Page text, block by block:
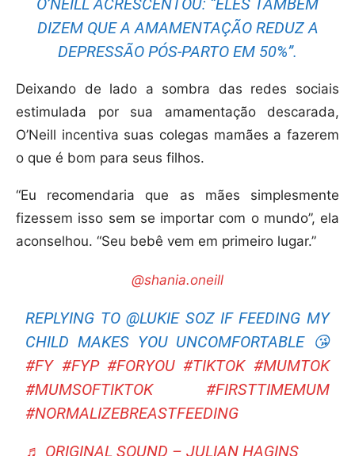
O’NEILL ACRESCENTOU: “ELES TAMBÉM
DIZEM QUE A AMAMENTAÇÃO REDUZ A
DEPRESSÃO PÓS-PARTO EM 50%”.
Deixando de lado a sombra das redes sociais
estimulada por sua amamentação descarada,
O’Neill incentiva suas colegas mamães a fazerem
o que é bom para seus filhos.
“Eu recomendaria que as mães simplesmente
fizessem isso sem se importar com o mundo”, ela
aconselhou. “Seu bebê vem em primeiro lugar.”
@shania.oneill
REPLYING TO @LUKIE SOZ IF FEEDING MY
CHILD MAKES YOU UNCOMFORTABLE 😘
#FY #FYP #FORYOU #TIKTOK #MUMTOK
#MUMSOFTIKTOK
#FIRSTTIMEMUM
#NORMALIZEBREASTFEEDING
♬ ORIGINAL SOUND – JULIAN HAGINS